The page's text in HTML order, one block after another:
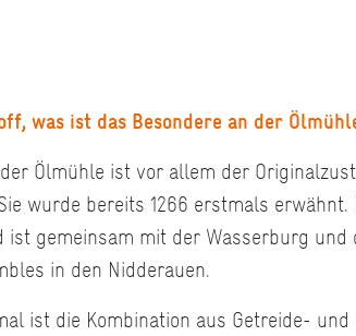
was ist das Besondere an der
Ölmühle ist vor allem der
wurde bereits 1266 erstmals
ist gemeinsam mit der Wasserburg
in den Nidderauen.
ist die Kombination aus Getreide-